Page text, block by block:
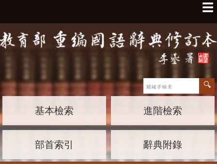
☰
基本檢索 進階檢索
部首索引 辭典附錄